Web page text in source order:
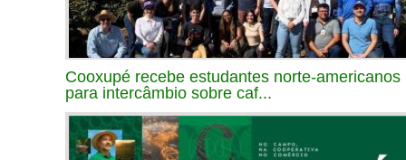
Cooxupé recebe estudantes norte-americanos
para intercâmbio sobre caf...